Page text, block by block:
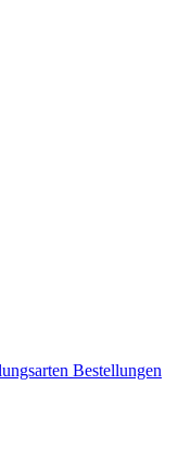
Bestellungen